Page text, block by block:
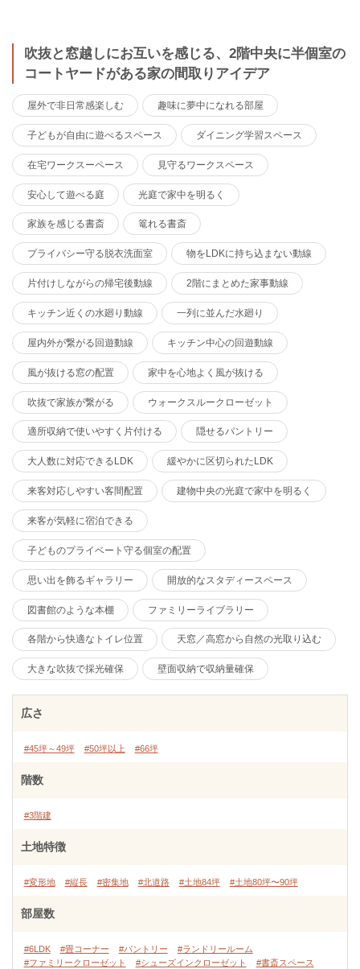
吹抜と窓越しにお互いを感じる、2階中央に半個室の
コートヤードがある家の間取りアイデア
屋外で非日常感楽しむ 趣味に夢中になれる部屋
子どもが自由に遊べるスペース ダイニング学習スペース
在宅ワークスーペース 見守るワークスペース
安心して遊べる庭 光庭で家中を明るく
家族を感じる書斎 篭れる書斎
プライバシー守る脱衣洗面室 物をLDKに持ち込まない動線
片付けしながらの帰宅後動線 2階にまとめた家事動線
キッチン近くの水廻り動線 一列に並んだ水廻り
屋内外が繋がる回遊動線 キッチン中心の回遊動線
風が抜ける窓の配置 家中を心地よく風が抜ける
吹抜で家族が繋がる ウォークスルークローゼット
適所収納で使いやすく片付ける 隠せるパントリー
大人数に対応できるLDK 緩やかに区切られたLDK
来客対応しやすい客間配置 建物中央の光庭で家中を明るく
来客が気軽に宿泊できる
子どものプライベート守る個室の配置
思い出を飾るギャラリー 開放的なスタディースペース
図書館のような本棚 ファミリーライブラリー
各階から快適なトイレ位置 天窓／高窓から自然の光取り込む
大きな吹抜で採光確保 壁面収納で収納量確保
広さ
#45坪～49坪 #50坪以上 #66坪
階数
#3階建
土地特徴
#変形地 #縦長 #密集地 #北道路 #土地84坪 #土地80坪〜90坪
部屋数
#6LDK #畳コーナー #パントリー
#ランドリールーム
#ファミリークローゼット
#シューズインクローゼット
#書斎スペース